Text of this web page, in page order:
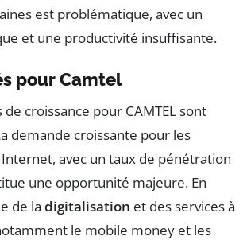
est problématique, avec un
et une productivité insuffisante.
pour Camtel
croissance pour CAMTEL sont
demande croissante pour les
avec un taux de pénétration
une opportunité majeure. En
de la digitalisation et des services à
le mobile money et les